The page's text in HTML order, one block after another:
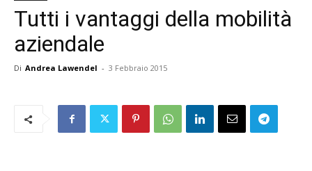
Tutti i vantaggi della mobilità
aziendale
Di Andrea Lawendel - 3 Febbraio 2015